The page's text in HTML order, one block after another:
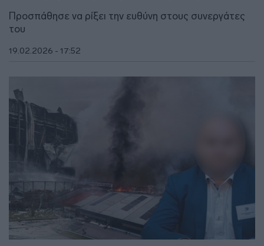
Προσπάθησε να ρίξει την ευθύνη στους συνεργάτες
του
19.02.2026 - 17:52